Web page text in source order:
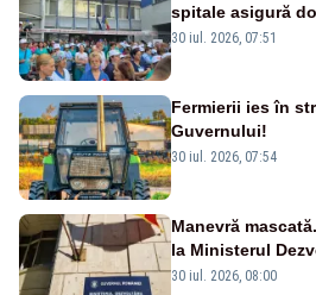
spitale asigură
30 iul. 2026, 07:51
Fermierii ies în
Guvernului!
30 iul. 2026, 07:54
Manevră
la Ministerul
ies în stradă
30 iul. 2026, 08:00